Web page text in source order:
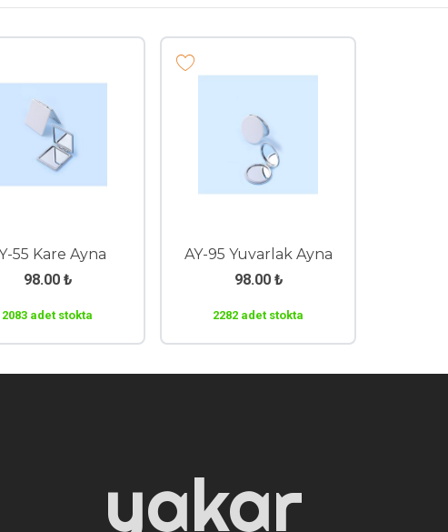
55 Kare Ayna
98.00 ₺
2083 adet stokta
AY-95 Yuvarlak Ayna
98.00 ₺
2282 adet stokta
yakar